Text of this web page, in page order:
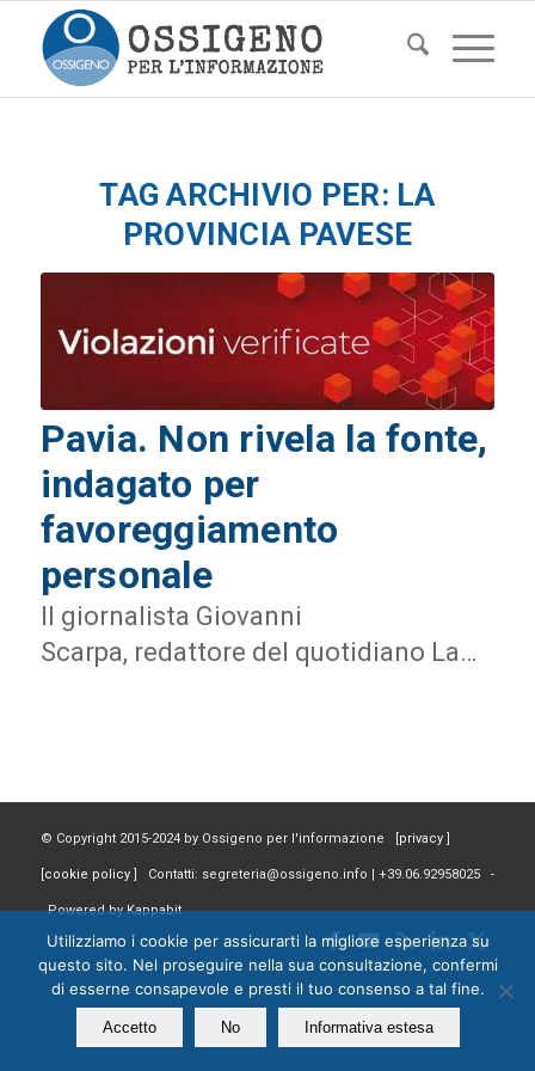
TAG ARCHIVIO PER: LA
PROVINCIA PAVESE
Pavia. Non rivela la fonte,
indagato per
favoreggiamento
personale
Il giornalista Giovanni
Scarpa, redattore del quotidiano La…
© Copyright 2015-2024 by Ossigeno per l'informazione [ privacy
cookie policy ] Contatti: segreteria@ossigeno.info | +39.06.92958025 -
Powered byKappabit
Utilizziamo i cookie per assicurarti la migliore esperienza su
questo sito. Nel proseguire nella sua consultazione, confermi
di esserne consapevole e presti il tuo consenso a tal fine.
Accetto No Informativa estesa